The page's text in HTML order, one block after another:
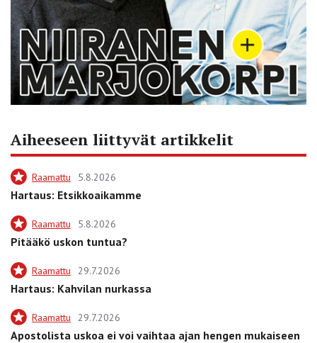
Aiheeseen liittyvät artikkelit
Raamattu 5.8.2026
Hartaus: Etsikkoaikamme
Raamattu 5.8.2026
Pitääkö uskon tuntua?
Raamattu 29.7.2026
Hartaus: Kahvilan nurkassa
Raamattu 29.7.2026
Apostolista uskoa ei voi vaihtaa ajan hengen mukaiseen